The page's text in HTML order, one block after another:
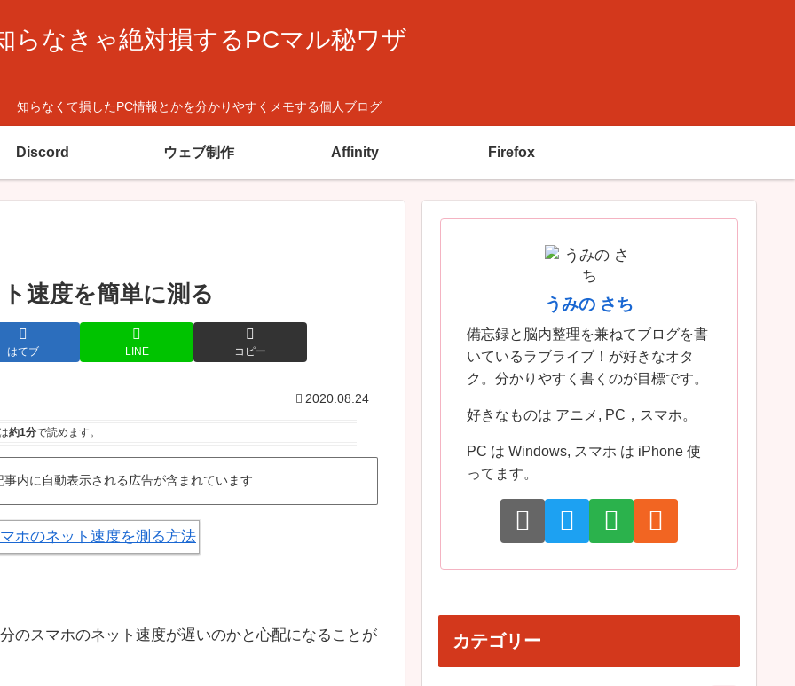
らなきゃ絶対損するPCマル秘ワザ
知らなくて損したPC情報とかを分かりやすくメモする個人ブログ
Discord ウェブ制作 Affinity Firefox
速度を簡単に測る
はてブ LINE コピー
2020.08.24
約1分で読めます。
内に自動表示される広告が含まれています
のスマホのネット速度が遅いのかと心配になることが
うみの さち
備忘録と脳内整理を兼ねてブログを書
いているラブライブ！が好きなオタ
ク。分かりやすく書くのが目標です。
好きなものは アニメ, PC，スマホ。
PC は Windows, スマホ は iPhone 使
ってます。
カテゴリー